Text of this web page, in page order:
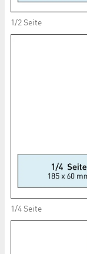
1/2 Seite
1/4 Seite